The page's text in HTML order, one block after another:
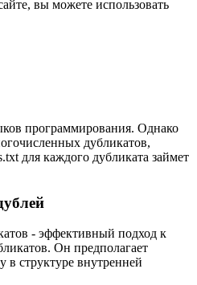
вы можете использовать
программирования. Однако
дубликатов,
для каждого дубликата займет
- эффективный подход к
Он предполагает
в структуре внутренней